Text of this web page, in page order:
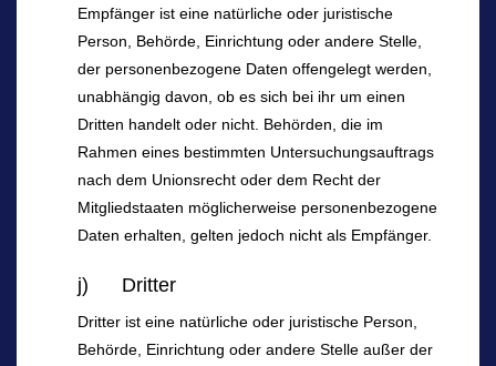
Empfänger ist eine natürliche oder juristische
Person, Behörde, Einrichtung oder andere Stelle,
der personenbezogene Daten offengelegt werden,
unabhängig davon, ob es sich bei ihr um einen
Dritten handelt oder nicht. Behörden, die im
Rahmen eines bestimmten Untersuchungsauftrags
nach dem Unionsrecht oder dem Recht der
Mitgliedstaaten möglicherweise personenbezogene
Daten erhalten, gelten jedoch nicht als Empfänger.
j) Dritter
Dritter ist eine natürliche oder juristische Person,
Behörde, Einrichtung oder andere Stelle außer der